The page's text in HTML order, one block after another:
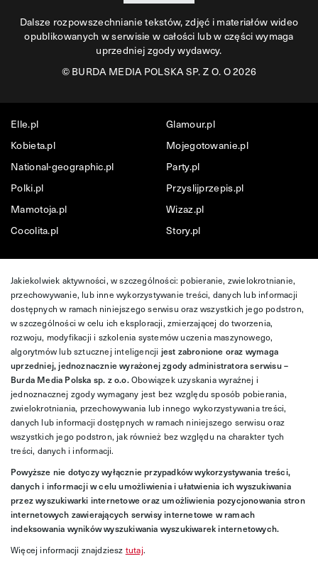
Dalsze rozpowszechnianie tekstów, zdjęć i materiałów wideo
opublikowanych w serwisie w całości lub w części wymaga
uprzedniej zgody wydawcy.
©BURDA MEDIA POLSKA SP. Z O. O 2026
Elle.pl
Glamour.pl
Kobieta.pl
Mojegotowanie.pl
National-geographic.pl
Party.pl
Polki.pl
Przyslijprzepis.pl
Mamotoja.pl
Wizaz.pl
Cocolita.pl
Story.pl
Jakiekolwiek aktywności, w szczególności: pobieranie, zwielokrotnianie,
przechowywanie, lub inne wykorzystywanie treści, danych lub informacji
dostępnych w ramach niniejszego serwisu oraz wszystkich jego podstron,
w szczególności w celu ich eksploracji, zmierzającej do tworzenia,
rozwoju, modyfikacji i szkolenia systemów uczenia maszynowego,
algorytmów lub sztucznej inteligencji jest zabronione oraz wymaga
uprzedniej, jednoznacznie wyrażonej zgody administratora serwisu –
Burda Media Polska sp. z o.o.Obowiązek uzyskania wyraźnej i
jednoznacznej zgody wymagany jest bez względu sposób pobierania,
zwielokrotniania, przechowywania lub innego wykorzystywania treści,
danych lub informacji dostępnych w ramach niniejszego serwisu oraz
wszystkich jego podstron, jak również bez względu na charakter tych
treści, danych i informacji.
Powyższe nie dotyczy wyłącznie przypadków wykorzystywania treści,
danych i informacji w celu umożliwienia i ułatwienia ich wyszukiwania
przez wyszukiwarki internetowe oraz umożliwienia pozycjonowania stron
internetowych zawierających serwisy internetowe w ramach
indeksowania wyników wyszukiwania wyszukiwarek internetowych.
Więcej informacji znajdziesz tutaj.